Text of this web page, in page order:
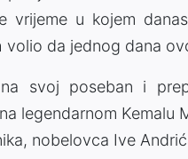
vrijeme u kojem
volio da jednog dana
svoj poseban i
legendarnom Kemalu
nobelovca Ive